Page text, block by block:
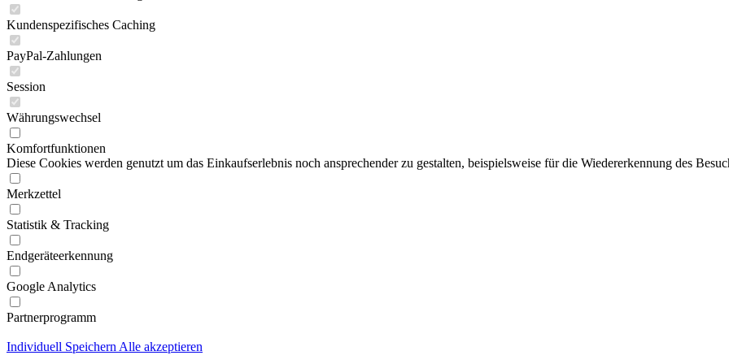
Kundenspezifisches Caching
PayPal-Zahlungen
Session
Währungswechsel
Komfortfunktionen
Diese Cookies werden genutzt um das Einkaufserlebnis noch ansprechender zu gestalten, beispielsweise für die Wiedererkennung des
Merkzettel
Statistik & Tracking
Endgeräteerkennung
Google Analytics
Partnerprogramm
Individuell Speichern Alle akzeptieren